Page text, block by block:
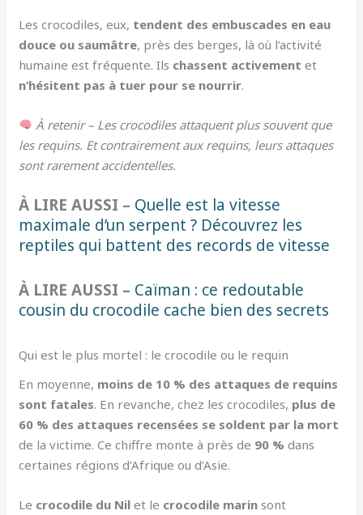
Les crocodiles, eux, tendent des embuscades en eau
douce ou saumâtre, près des berges, là où l’activité
humaine est fréquente. Ils chassent activement et
n’hésitent pas à tuer pour se nourrir.
À retenir – Les crocodiles attaquent plus souvent que
les requins. Et contrairement aux requins, leurs attaques
sont rarement accidentelles.
À LIRE AUSSI – Quelle est la vitesse
maximale d’un serpent ? Découvrez les
reptiles qui battent des records de vitesse
À LIRE AUSSI – Caïman : ce redoutable
cousin du crocodile cache bien des secrets
Qui est le plus mortel : le crocodile ou le requin
En moyenne, moins de 10 % des attaques de requins
sont fatales. En revanche, chez les crocodiles, plus de
60 % des attaques recensées se soldent par la mort
de la victime. Ce chiffre monte à près de 90 % dans
certaines régions d’Afrique ou d’Asie.
Le crocodile du Nil et le crocodile marin sont